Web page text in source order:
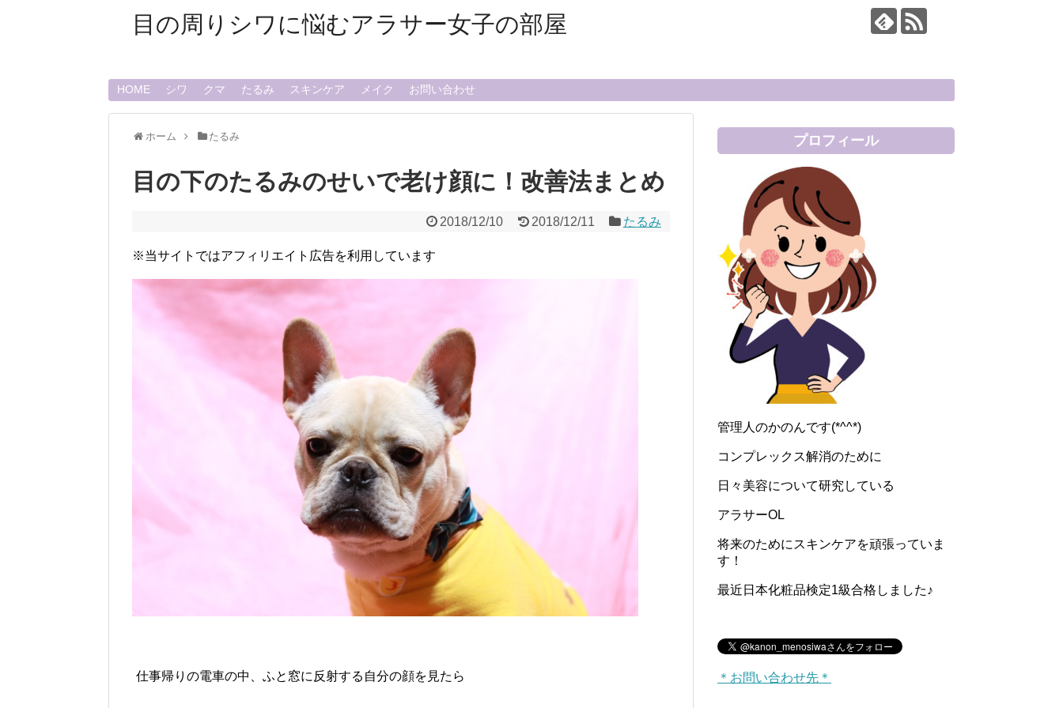
目の周りシワに悩むアラサー女子の部屋
HOME シワ クマ たるみ スキンケア メイク お問い合わせ
ホーム たるみ
目の下のたるみのせいで老け顔に！改善法まとめ
2018/12/10 2018/12/11 たるみ
※当サイトではアフィリエイト広告を利用しています
仕事帰りの電車の中、ふと窓に反射する自分の顔を見たら
プロフィール
管理人のかのんです(*^^*)
コンプレックス解消のために
日々美容について研究している
アラサーOL
将来のためにスキンケアを頑張っていま
す！
最近日本化粧品検定1級合格しました♪
＊お問い合わせ先＊